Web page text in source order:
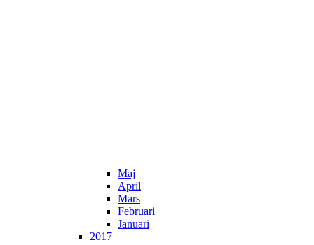
Maj
April
Mars
Februari
Januari
2017